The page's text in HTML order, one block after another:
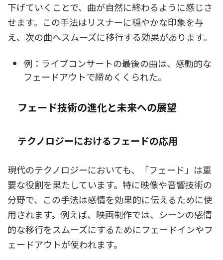
下げていくことで、曲が自然に終わるように感じさ
せます。この手法はリスナーに穏やかな印象を与
え、次の曲へスムーズに移行する効果があります。
例：ライブコンサートの最後の曲は、感動的な
フェードアウトで締めくくられた。
フェード技術の進化と未来への展望
テクノロジーにおけるフェードの応用
現代のテクノロジーにおいても、「フェード」は重
要な役割を果たしています。特に映像や音響技術の
分野で、この手法は感情を効果的に伝えるために使
用されます。例えば、映画制作では、シーンの感情
的な移行をスムーズにするためにフェードインやフ
ェードアウトが使われます。